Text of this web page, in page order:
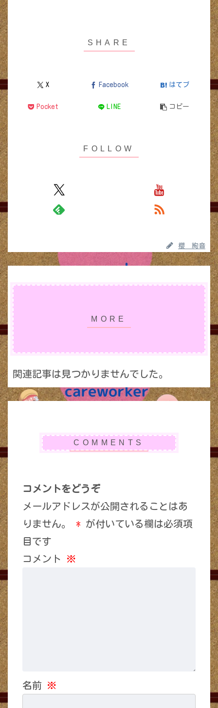
X Facebook はてブ
Pocket LINE コピー
櫻 絢音
関連記事は見つかりませんでした。
コメントをどうぞ
メールアドレスが公開されることはあ
りません。
* が付いている欄は必須項
目です
コメント ※
名前 ※